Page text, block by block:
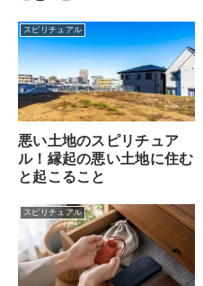
スピリチュアル
悪い土地のスピリチュア
ル！縁起の悪い土地に住む
と起こること
スピリチュアル